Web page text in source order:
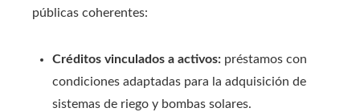
públicas coherentes:
Créditos vinculados a activos: préstamos con
condiciones adaptadas para la adquisición de
sistemas de riego y bombas solares.